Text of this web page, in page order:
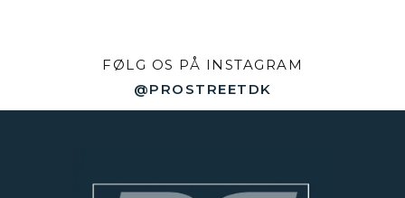
FØLG OS PÅ INSTAGRAM
@PROSTREETDK